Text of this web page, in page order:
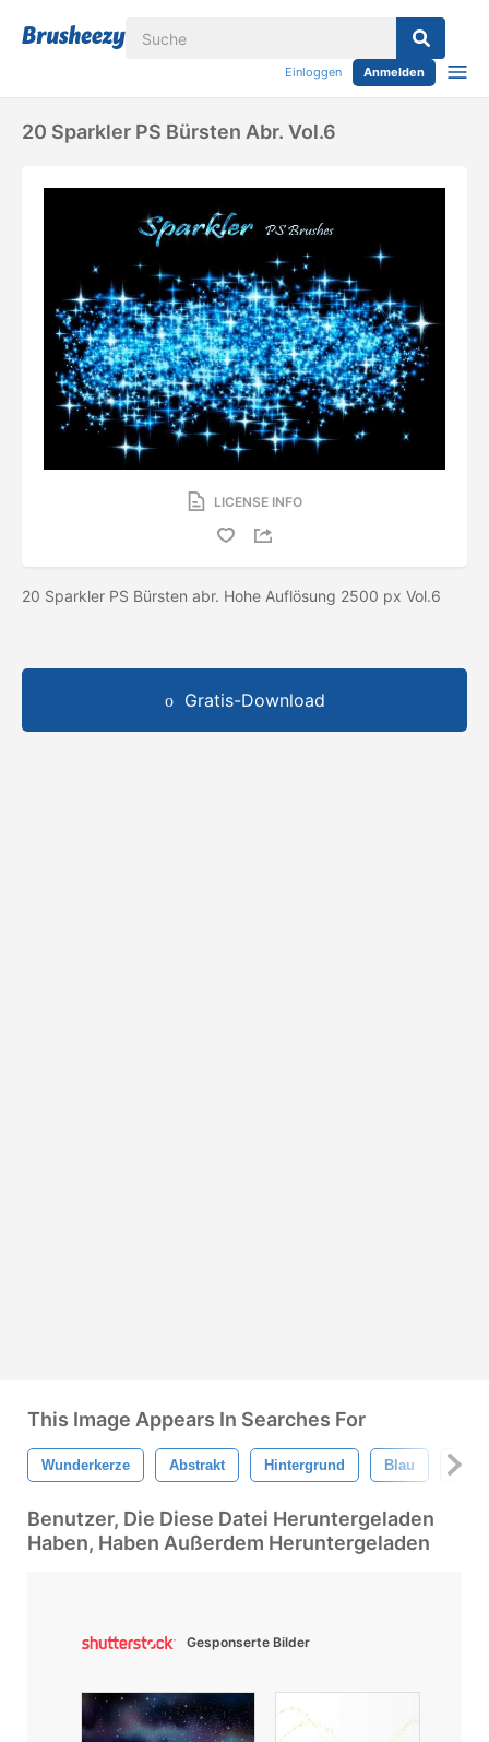
Einloggen Anmelden
20 Sparkler PS Bürsten Abr. Vol.6
LICENSE INFO
20 Sparkler PS Bürsten abr. Hohe Auflösung 2500 px Vol.6
Gratis-Download
This Image Appears In Searches For
Wunderkerze Abstrakt Hintergrund Blau Licht
Benutzer, Die Diese Datei Heruntergeladen
Haben, Haben Außerdem Heruntergeladen
Gesponserte Bilder